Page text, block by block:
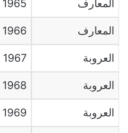
المعارف 1965
المعارف 1966
العروبة 1967
العروبة 1968
العروبة 1969